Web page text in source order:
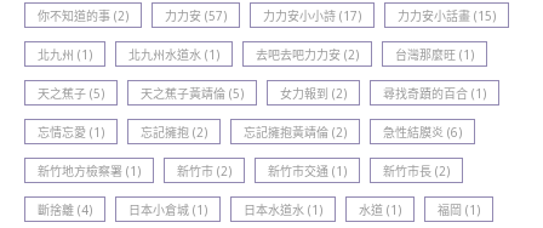
你不知道的事 (2) 力力安 (57) 力力安小小詩 (17) 力力安小話畫 (15)
北九州 (1) 北九州水道水 (1) 去吧去吧力力安 (2) 台灣那麼旺 (1)
天之蕉子 (5) 天之蕉子黃靖倫 (5) 女力報到 (2) 尋找奇蹟的百合 (1)
忘情忘愛 (1) 忘記擁抱 (2) 忘記擁抱黃靖倫 (2) 急性結膜炎 (6)
新竹地方檢察署 (1) 新竹巿 (2) 新竹巿交通 (1) 新竹巿長 (2)
斷捨離 (4) 日本小倉城 (1) 日本水道水 (1) 水道 (1) 福岡 (1)